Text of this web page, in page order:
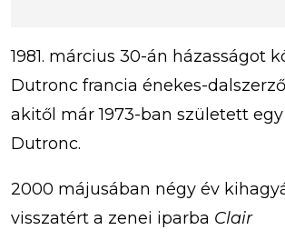
1981. március 30-án házasságot
Dutronc francia énekes-
akitől már 1973-ban született
Dutronc.
2000 májusában négy év
visszatért a zenei iparba Clair